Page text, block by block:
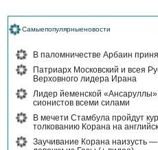
Самыепопулярныеновости
В паломничестве Арбаин
Патриарх Московский и всея
Верховного лидера Ирана
Лидер йеменской
сионистов всеми силами
В мечети Стамбула пройдут
толкованию Корана на
Заучивание Корана наизусть